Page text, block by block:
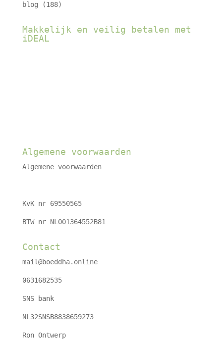
blog (188)
Makkelijk en veilig betalen met
iDEAL
Algemene voorwaarden
Algemene voorwaarden
KvK nr 69550565
BTW nr NL001364552B81
Contact
mail@boeddha.online
0631682535
SNS bank
NL32SNSB8838659273
Ron Ontwerp